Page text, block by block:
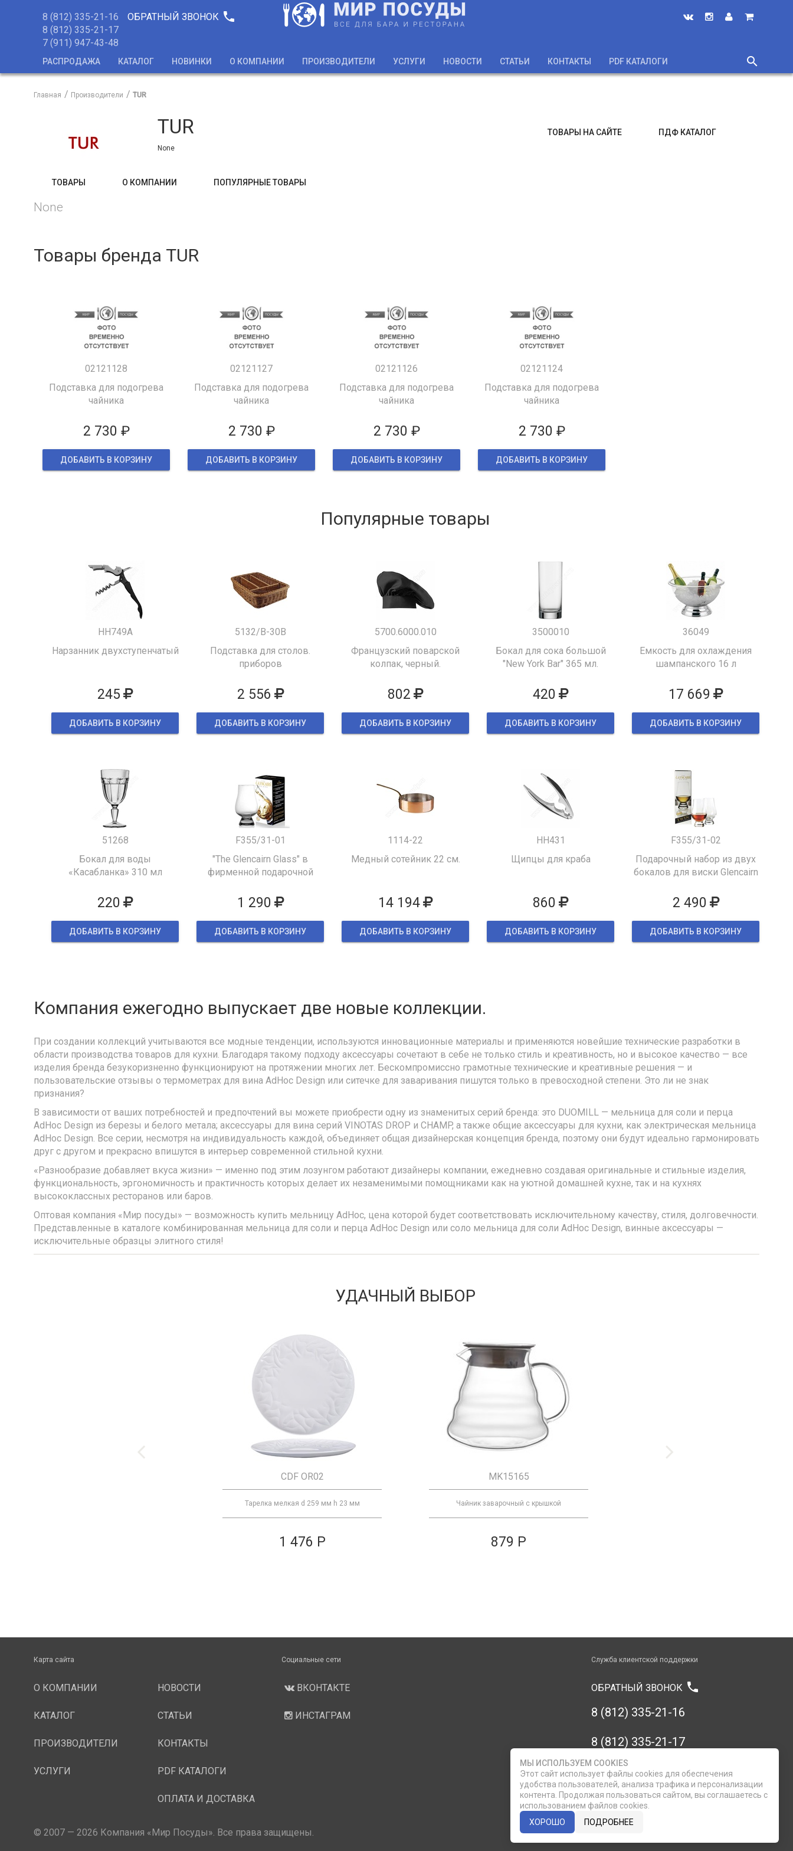
8 (812) 335-21-16
8 (812) 335-21-17
7 (911) 947-43-48
ОБРАТНЫЙ ЗВОНОК phone
РАСПРОДАЖА КАТАЛОГ НОВИНКИ О КОМПАНИИ ПРОИЗВОДИТЕЛИ УСЛУГИ НОВОСТИ СТАТЬИ КОНТАКТЫ PDF КАТАЛОГИ
search
close
Главная Производители TUR
TUR
None
ТОВАРЫ НА САЙТЕ ПДФ КАТАЛОГ
ТОВАРЫ О КОМПАНИИ ПОПУЛЯРНЫЕ ТОВАРЫ
None
Товары бренда TUR
02121128
Подставка для подогрева
чайника
2 730 ₽
ДОБАВИТЬ В КОРЗИНУ
02121127
Подставка для подогрева
чайника
2 730 ₽
ДОБАВИТЬ В КОРЗИНУ
02121126
Подставка для подогрева
чайника
2 730 ₽
ДОБАВИТЬ В КОРЗИНУ
02121124
Подставка для подогрева
чайника
2 730 ₽
ДОБАВИТЬ В КОРЗИНУ
Популярные товары
HH749A
Нарзанник двухступенчатый
245
ДОБАВИТЬ В КОРЗИНУ
5132/B-30B
Подставка для столов.
приборов
2 556
ДОБАВИТЬ В КОРЗИНУ
5700.6000.010
Французский поварской
колпак, черный.
802
ДОБАВИТЬ В КОРЗИНУ
3500010
Бокал для сока большой
"New York Bar" 365 мл.
420
ДОБАВИТЬ В КОРЗИНУ
36049
Емкость для охлаждения
шампанского 16 л
17 669
ДОБАВИТЬ В КОРЗИНУ
51268
Бокал для воды
«Касабланка» 310 мл
220
ДОБАВИТЬ В КОРЗИНУ
F355/31-01
"The Glencairn Glass" в
фирменной подарочной
1 290
ДОБАВИТЬ В КОРЗИНУ
1114-22
Медный сотейник 22 см.
14 194
ДОБАВИТЬ В КОРЗИНУ
HH431
Щипцы для краба
860
ДОБАВИТЬ В КОРЗИНУ
F355/31-02
Подарочный набор из двух
бокалов для виски Glencairn
2 490
ДОБАВИТЬ В КОРЗИНУ
Компания ежегодно выпускает две новые коллекции.
При создании коллекций учитываются все модные тенденции, используются инновационные материалы и применяются новейшие технические разработки в
области производства товаров для кухни. Благодаря такому подходу аксессуары сочетают в себе не только стиль и креативность, но и высокое качество — все
изделия бренда безукоризненно функционируют на протяжении многих лет. Бескомпромиссно грамотные технические и креативные решения — и
пользовательские отзывы о термометрах для вина AdHoc Design или ситечке для заваривания пишутся только в превосходной степени. Это ли не знак
признания?
В зависимости от ваших потребностей и предпочтений вы можете приобрести одну из знаменитых серий бренда: это DUOMILL — мельница для соли и перца
AdHoc Design из березы и белого метала; аксессуары для вина серий VINOTAS DROP и CHAMP, а также общие аксессуары для кухни, как электрическая мельница
AdHoc Design. Все серии, несмотря на индивидуальность каждой, объединяет общая дизайнерская концепция бренда, поэтому они будут идеально гармонировать
друг с другом и прекрасно впишутся в интерьер современной стильной кухни.
«Разнообразие добавляет вкуса жизни» — именно под этим лозунгом работают дизайнеры компании, ежедневно создавая оригинальные и стильные изделия,
функциональность, эргономичность и практичность которых делает их незаменимыми помощниками как на уютной домашней кухне, так и на кухнях
высококлассных ресторанов или баров.
Оптовая компания «Мир посуды» — возможность купить мельницу AdHoc, цена которой будет соответствовать исключительному качеству, стиля, долговечности.
Представленные в каталоге комбинированная мельница для соли и перца AdHoc Design или соло мельница для соли AdHoc Design, винные аксессуары —
исключительные образцы элитного стиля!
УДАЧНЫЙ ВЫБОР
CDF OR02
Тарелка мелкая d 259 мм h 23 мм
1 476 Р
MK15165
Чайник заварочный с крышкой
879 Р
Карта сайта
О КОМПАНИИ
КАТАЛОГ
ПРОИЗВОДИТЕЛИ
УСЛУГИ
НОВОСТИ
СТАТЬИ
КОНТАКТЫ
PDF КАТАЛОГИ
ОПЛАТА И ДОСТАВКА
Социальные сети
ВКОНТАКТЕ
ИНСТАГРАМ
Служба клиентской поддержки
ОБРАТНЫЙ ЗВОНОК phone
8 (812) 335-21-16
8 (812) 335-21-17
7 (911) 947-43-48
© 2007 — 2026 Компания «Мир Посуды». Все права защищены.
МЫ ИСПОЛЬЗУЕМ COOKIES
Этот сайт использует файлы cookies для обеспечения
удобства пользователей, анализа трафика и персонализации
контента. Продолжая пользоваться сайтом, вы соглашаетесь с
использованием файлов cookies.
ХОРОШО
ПОДРОБНЕЕ